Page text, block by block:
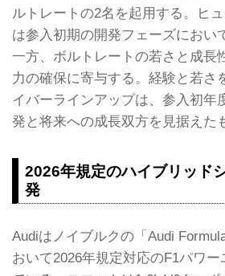
ルトレートの2名を起用する。ヒ
は参入初期の開発フェーズにおい
一方、ボルトレートの若さと成長
力の確保に寄与する。経験と若さ
イバーラインアップは、参入初年
発と将来への成長双方を見据えた
2026年規定のハイブリッド
発
Audiはノイブルクの「Audi
おいて2026年規定対応のF1パワ